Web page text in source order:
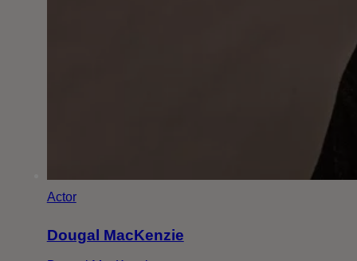
Actor
Dougal MacKenzie